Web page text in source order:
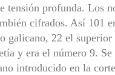
tensión profunda. Los
cifrados. Así 101
galicano, 22 el superior
y era el número 9.
introducido en la